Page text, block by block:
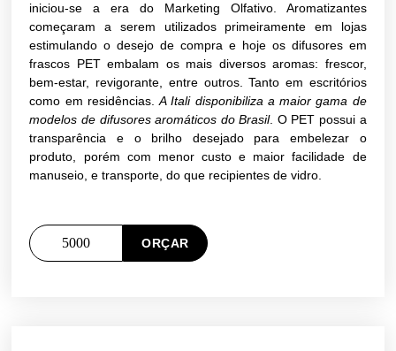
iniciou-se a era do Marketing Olfativo. Aromatizantes
começaram a serem utilizados primeiramente em lojas
estimulando o desejo de compra e hoje os difusores em
frascos PET embalam os mais diversos aromas: frescor,
bem-estar, revigorante, entre outros. Tanto em escritórios
como em residências.A Itali disponibiliza a maior gama de
modelos de difusores aromáticos do Brasil. O PET possui a
transparência e o brilho desejado para embelezar o
produto, porém com menor custo e maior facilidade de
manuseio, e transporte, do que recipientes de vidro.
ORÇAR